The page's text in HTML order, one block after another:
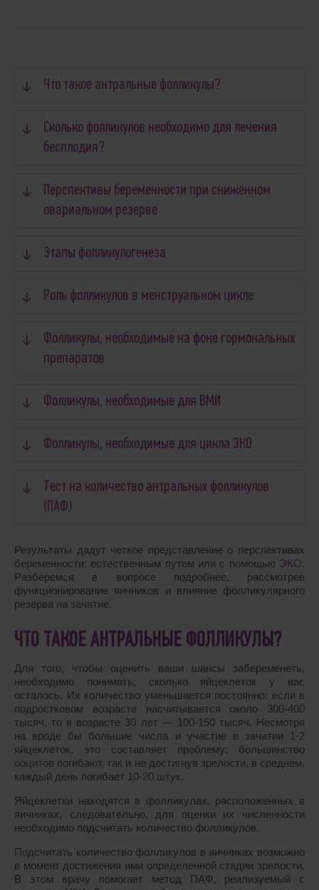
Что такое антральные фолликулы?
Сколько фолликулов необходимо для лечения
бесплодия?
Перспективы беременности при сниженном
овариальном резерве
Этапы фолликулогенеза
Роль фолликулов в менструальном цикле
Фолликулы, необходимые на фоне гормональных
препаратов
Фолликулы, необходимые для ВМИ
Фолликулы, необходимые для цикла ЭКО
Тест на количество антральных фолликулов
(ПАФ)
Результаты дадут четкое представление о перспективах
беременности: естественным путем или с помощью ЭКО.
Разберемся в вопросе подробнее, рассмотрев
функционирование яичников и влияние фолликулярного
резерва на зачатие.
ЧТО ТАКОЕ АНТРАЛЬНЫЕ ФОЛЛИКУЛЫ?
Для того, чтобы оценить ваши шансы забеременеть,
необходимо понимать, сколько яйцеклеток у вас
осталось. Их количество уменьшается постоянно: если в
подростковом возрасте насчитывается около 300-400
тысяч, то в возрасте 30 лет ― 100-150 тысяч. Несмотря
на вроде бы большие числа и участие в зачатии 1-2
яйцеклеток, это составляет проблему: большинство
ооцитов погибают, так и не достигнув зрелости, в среднем,
каждый день погибает 10-20 штук.
Яйцеклетки находятся в фолликулах, расположенных в
яичниках, следовательно, для оценки их численности
необходимо подсчитать количество фолликулов.
Подсчитать количество фолликулов в яичниках возможно
в момент достижения ими определенной стадии зрелости.
В этом врачу помогает метод ПАФ, реализуемый с